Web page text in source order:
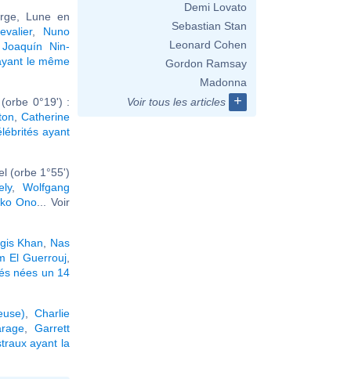
Lune en
, Nuno
Joaquín Nin-
le même
0°19') :
,Catherine
ayant
(orbe 1°55')
,Wolfgang
Ono ... Voir
Khan
Nas
El Guerrouj
nées un 14
,Charlie
,Garrett
ayant la
Demi Lovato
Sebastian Stan
Leonard Cohen
Gordon Ramsay
Madonna
Voir tous les articles
+